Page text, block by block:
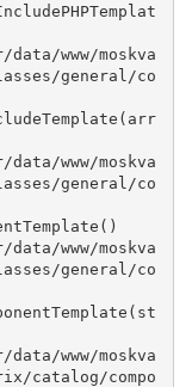
general/co
general/co
general/co
catalog/compo